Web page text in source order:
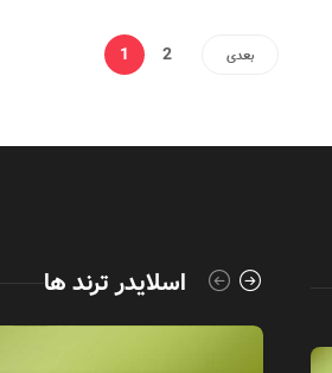
1 2 بعدی
اسلایدر ترند ها